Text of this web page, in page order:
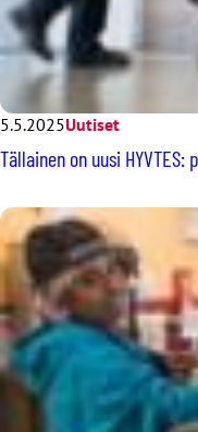
5.5.2025Uutiset
Tällainen on uusi